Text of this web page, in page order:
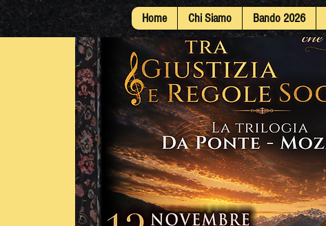
Home Chi Siamo Bando 2026